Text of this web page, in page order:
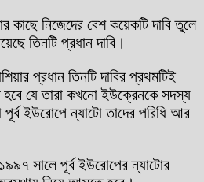
নিজেদের বেশ কয়েকটি দাবি তুলে
তিনটি প্রধান দাবি।
প্রধান তিনটি দাবির প্রথমটিই
হবে যে তারা কখনো ইউক্রেনকে সদস্য
পূর্ব ইউরোপে ন্যাটো তাদের পরিধি আর
সালে পূর্ব ইউরোপের ন্যাটোর